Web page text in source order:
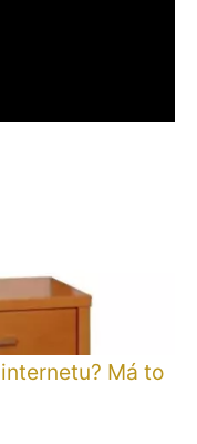
Má to